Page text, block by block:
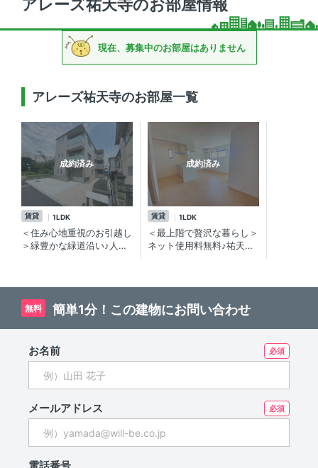
アレーズ祐天寺のお部屋情報
現在、募集中のお部屋はありません
アレーズ祐天寺のお部屋一覧
成約済み
賃貸 1LDK
＜住み心地重視のお引越し
＞緑豊かな緑道沿い♪人気
成約済み
賃貸 1LDK
＜最上階で贅沢な暮らし＞
ネット使用料無料♪祐天寺
無料 簡単1分！この建物にお問い合わせ
お名前
メールアドレス